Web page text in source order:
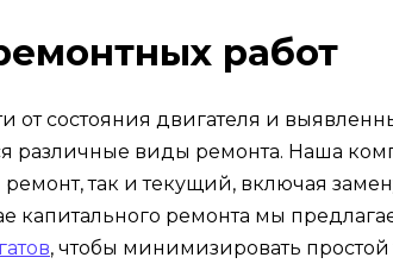
работ
от состояния двигателя и
различные виды ремонта. Наша
так и текущий, включая
капитального ремонта мы
, чтобы минимизировать простой